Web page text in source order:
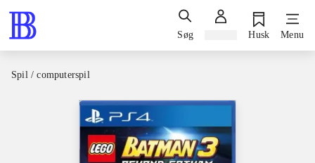
Søg Husk Menu
Spil / computerspil